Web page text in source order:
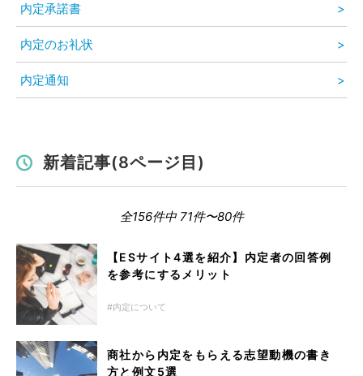
内定承諾書
内定のお礼状
内定通知
新着記事(8ページ目)
全156件中 71件〜80件
【ESサイト4選を紹介】内定者の回答例
を参考にするメリット
内定について
商社から内定をもらえる志望動機の書き
方と例文5選